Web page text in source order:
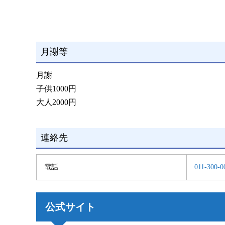
月謝等
月謝
子供1000円
大人2000円
連絡先
電話 011-300-
公式サイト